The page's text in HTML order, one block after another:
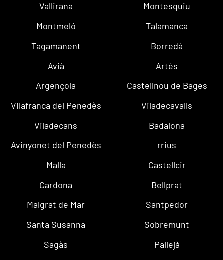
Vallirana
Montesquiu
Montmeló
Talamanca
Tagamanent
Borredà
Avià
Artés
Argençola
Castellnou de Bages
Vilafranca del Penedès
Viladecavalls
Viladecans
Badalona
Avinyonet del Penedès
rrius
Malla
Castellcir
Cardona
Bellprat
Malgrat de Mar
Santpedor
Santa Susanna
Sobremunt
Sagàs
Pallejà